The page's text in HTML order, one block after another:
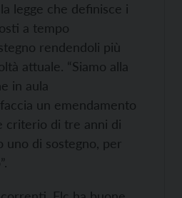
legge che definisce i
a tempo
rendendoli più
attuale. “Siamo alla
in aula
un emendamento
criterio di tre anni di
uno di sostegno, per